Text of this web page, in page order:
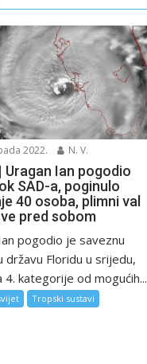
2022. N. V.
Uragan Ian pogodio
SAD-a, poginulo
40 osoba, plimni val
pred sobom
pogodio je saveznu
državu Floridu u srijedu,
4. kategorije od mogućih...
Tropski sustavi